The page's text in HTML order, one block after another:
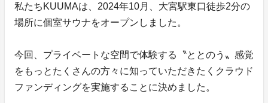
私たちKUUMAは、2024年10月、大宮駅東口徒歩2分の
場所に個室サウナをオープンしました。
今回、プライベートな空間で体験する〝ととのう〟感覚
をもっとたくさんの方々に知っていただきたくクラウド
ファンディングを実施することに決めました。